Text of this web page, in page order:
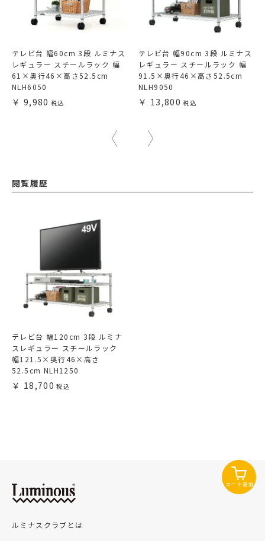
テレビ台 幅60cm 3段 ルミナス
レギュラー スチールラック 幅
61×奥行46×高さ52.5cm
NLH6050
9,980
テレビ台 幅90cm 3段 ルミナス
レギュラー スチールラック 幅
91.5×奥行46×高さ52.5cm
NLH9050
13,800
閲覧履歴
テレビ台 幅120cm 3段 ルミナ
スレギュラー スチールラック
幅121.5×奥行46×高さ
52.5cm NLH1250
18,700
カート追加
ルミナスクラブとは